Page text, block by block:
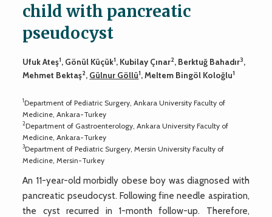
child with pancreatic
pseudocyst
Ufuk Ateş1, Gönül Küçük1, Kubilay Çınar2, Berktuğ Bahadır3,
Mehmet Bektaş2, Gülnur Göllü1, Meltem Bingöl Koloğlu1
1Department of Pediatric Surgery, Ankara University Faculty of
Medicine, Ankara-Turkey
2Department of Gastroenterology, Ankara University Faculty of
Medicine, Ankara-Turkey
3Department of Pediatric Surgery, Mersin University Faculty of
Medicine, Mersin-Turkey
An 11-year-old morbidly obese boy was diagnosed with
pancreatic pseudocyst. Following fine needle aspiration,
the cyst recurred in 1-month follow-up. Therefore,